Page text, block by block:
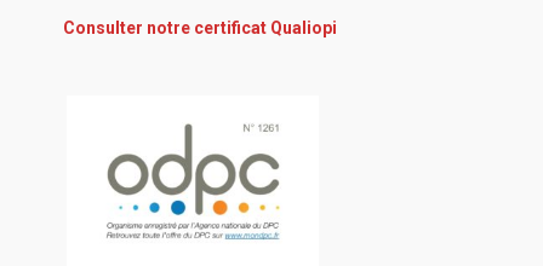
Consulter notre certificat Qualiopi